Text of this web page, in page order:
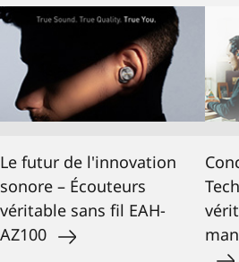
Le futur de l'innovation
sonore – Écouteurs
véritable sans fil EAH-
AZ100